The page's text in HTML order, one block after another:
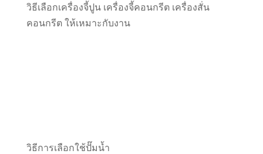
วิธีเลือกเครื่องจี้ปูน เครื่องจี้คอนกรีต เครื่องสั่น
คอนกรีต ให้เหมาะกับงาน
วิธีการเลือกใช้ปั๊มน้ำ